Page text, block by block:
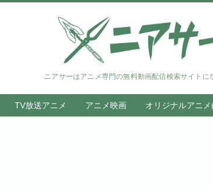
ニアサーはアニメ専門の無料動画配信検索サイトに
TV放送アニメ アニメ映画 オリジナルアニメ